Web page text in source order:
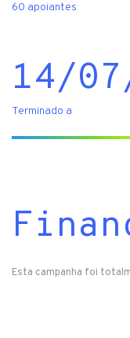
60 apoiantes
14/
Terminado a
Esta campanha foi